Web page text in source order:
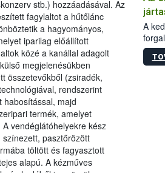
stb.) hozzáadásával. Az
fagylaltot a hűtőlánc
a hagyományos,
iparilag előállított
közé a kanállal adagolt
megjelenésükben
összetevőkből (zsiradék,
rendszerint
habosítással, majd
termék, amelyet
vendéglátóhelyekre kész
pasztőrözött
töltött és fagyasztott
alapú. A kézműves
A